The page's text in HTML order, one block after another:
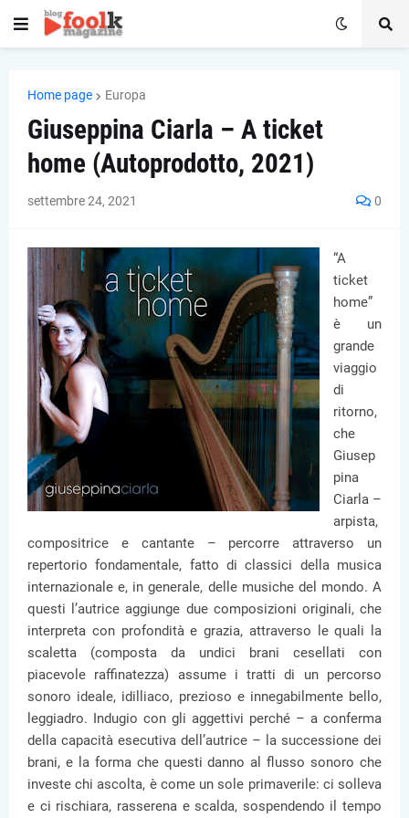
Home page Europa
Giuseppina Ciarla – A ticket
home (Autoprodotto, 2021)
settembre 24, 2021 0
“A
ticket
home”
è un
grande
viaggio
di
ritorno,
che
Giusep
pina
Ciarla –
arpista,
compositrice e cantante – percorre attraverso un
repertorio fondamentale, fatto di classici della musica
internazionale e, in generale, delle musiche del mondo. A
questi l’autrice aggiunge due composizioni originali, che
interpreta con profondità e grazia, attraverso le quali la
scaletta (composta da undici brani cesellati con
piacevole raffinatezza) assume i tratti di un percorso
sonoro ideale, idilliaco, prezioso e innegabilmente bello,
leggiadro. Indugio con gli aggettivi perché – a conferma
della capacità esecutiva dell’autrice – la successione dei
brani, e la forma che questi danno al flusso sonoro che
investe chi ascolta, è come un sole primaverile: ci solleva
e ci rischiara, rasserena e scalda, sospendendo il tempo